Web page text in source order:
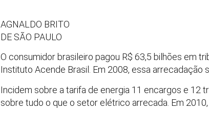
AGNALDO BRITO
DE SÃO PAULO
O consumidor brasileiro pagou R$ 63,5 bilhões em
Instituto Acende Brasil. Em 2008, essa arrecadação
Incidem sobre a tarifa de energia 11 encargos e 12
sobre tudo o que o setor elétrico arrecada. Em